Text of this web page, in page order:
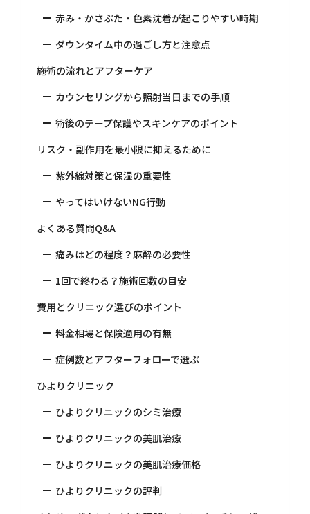
赤み・かさぶた・色素沈着が起こりやすい時期
ダウンタイム中の過ごし方と注意点
施術の流れとアフターケア
カウンセリングから照射当日までの手順
術後のテープ保護やスキンケアのポイント
リスク・副作用を最小限に抑えるために
紫外線対策と保湿の重要性
やってはいけないNG行動
よくある質問Q&A
痛みはどの程度？麻酔の必要性
1回で終わる？施術回数の目安
費用とクリニック選びのポイント
料金相場と保険適用の有無
症例数とアフターフォローで選ぶ
ひよりクリニック
ひよりクリニックのシミ治療
ひよりクリニックの美肌治療
ひよりクリニックの美肌治療価格
ひよりクリニックの評判